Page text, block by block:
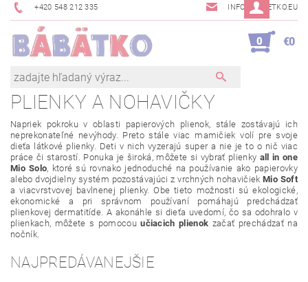
+420 548 212 335 INFO@BABETKO.EU
0 €0
PLIENKY A NOHAVIČKY
Napriek pokroku v oblasti papierových plienok, stále zostávajú ich
neprekonateľné nevýhody. Preto stále viac mamičiek volí pre svoje
dieťa látkové plienky. Deti v nich vyzerajú super a nie je to o nič viac
práce či starostí. Ponuka je široká, môžete si vybrať plienky all in one
Mio Solo, ktoré sú rovnako jednoduché na používanie ako papierovky
alebo dvojdielny systém pozostávajúci z vrchných nohavičiek Mio Soft
a viacvrstvovej bavlnenej plienky. Obe tieto možnosti sú ekologické,
ekonomické a pri správnom používaní pomáhajú predchádzať
plienkovej dermatitíde. A akonáhle si dieťa uvedomí, čo sa odohralo v
plienkach, môžete s pomocouučiacich plienok začať prechádzať na
nočník.
NAJPREDÁVANEJŠIE